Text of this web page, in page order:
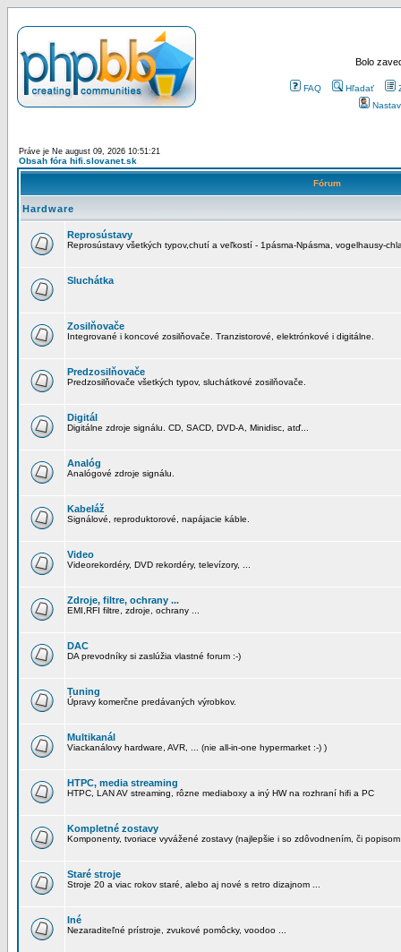
Bolo
FAQ Hľadať
Práve je Ne august 09, 2026 10:51:21
Obsah fóra hifi.slovanet.sk
Fórum
Hardware
Reprosústavy
Reprosústavy všetkých typov,chutí a veľkostí - 1pásma-Npásma, vogelhausy-
Sluchátka
Zosilňovače
Integrované i koncové zosilňovače. Tranzistorové, elektrónkové i digitálne.
Predzosilňovače
Predzosilňovače všetkých typov, sluchátkové zosilňovače.
Digitál
Digitálne zdroje signálu. CD, SACD, DVD-A, Minidisc, atď...
Analóg
Analógové zdroje signálu.
Kabeláž
Signálové, reproduktorové, napájacie káble.
Video
Videorekordéry, DVD rekordéry, televízory, ...
Zdroje, filtre, ochrany ...
EMI,RFI filtre, zdroje, ochrany ...
DAC
DA prevodníky si zaslúžia vlastné forum :-)
Tuning
Úpravy komerčne predávaných výrobkov.
Multikanál
Viackanálovy hardware, AVR, ... (nie all-in-one hypermarket :-) )
HTPC, media streaming
HTPC, LAN AV streaming, rôzne mediaboxy a iný HW na rozhraní hifi a PC
Kompletné zostavy
Komponenty, tvoriace vyvážené zostavy (najlepšie i so zdôvodnením, či
Staré stroje
Stroje 20 a viac rokov staré, alebo aj nové s retro dizajnom ...
Iné
Nezaraditeľné prístroje, zvukové pomôcky, voodoo ...